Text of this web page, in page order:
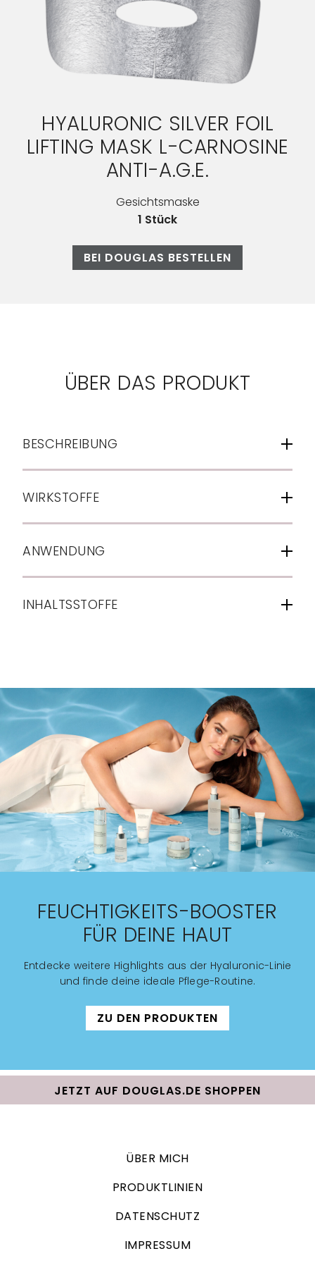
HYALURONIC SILVER FOIL
LIFTING MASK L-CARNOSINE
ANTI-A.G.E.
Gesichtsmaske
1 Stück
BEI DOUGLAS BESTELLEN
ÜBER DAS PRODUKT
BESCHREIBUNG
WIRKSTOFFE
ANWENDUNG
INHALTSSTOFFE
FEUCHTIGKEITS-BOOSTER
FÜR DEINE HAUT
Entdecke weitere Highlights aus der Hyaluronic-Linie
und finde deine ideale Pflege-Routine.
ZU DEN PRODUKTEN
JETZT AUF DOUGLAS.DE SHOPPEN
ÜBER MICH
PRODUKTLINIEN
DATENSCHUTZ
IMPRESSUM